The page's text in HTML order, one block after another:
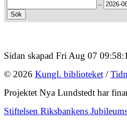
--
Sidan skapad Fri Aug 07
© 2026 Kungl. biblioteket /
Projektet Nya Lundstedt har
Stiftelsen Riksbankens